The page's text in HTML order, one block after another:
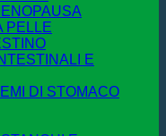
PELLE
E
DI STOMACO